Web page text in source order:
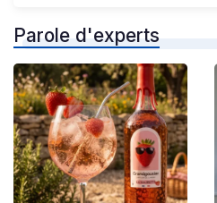
Parole d'experts